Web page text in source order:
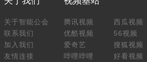
关于智能公会
联系我们
加入我们
友情连接
腾讯视频
西瓜视频
优酷视频
56视频
爱奇艺
搜狐视频
哔哩哔哩
好看视频